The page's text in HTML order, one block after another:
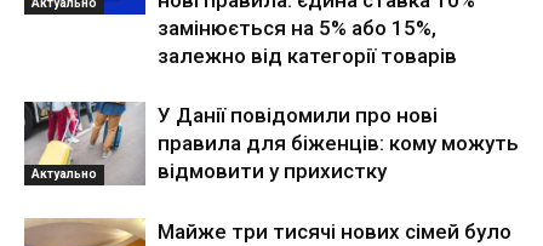
Актуально
замінюється на 5% або 15%,
залежно від категорії товарів
Актуально
У Данії повідомили про нові
правила для біженців: кому можуть
відмовити у прихистку
Майже три тисячі нових сімей було